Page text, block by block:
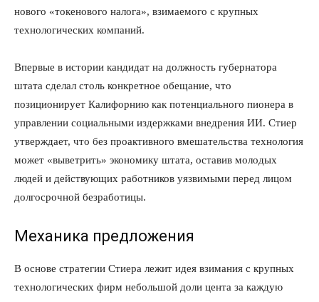
нового «токенового налога», взимаемого с крупных
технологических компаний.
Впервые в истории кандидат на должность губернатора
штата сделал столь конкретное обещание, что
позиционирует Калифорнию как потенциального пионера в
управлении социальными издержками внедрения ИИ. Стиер
утверждает, что без проактивного вмешательства технология
может «выветрить» экономику штата, оставив молодых
людей и действующих работников уязвимыми перед лицом
долгосрочной безработицы.
Механика предложения
В основе стратегии Стиера лежит идея взимания с крупных
технологических фирм небольшой доли цента за каждую